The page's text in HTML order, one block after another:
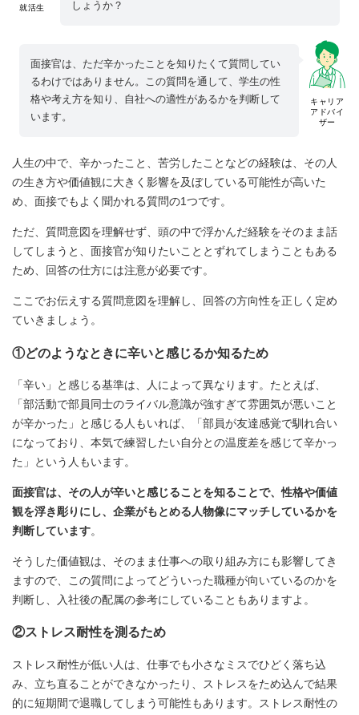
就活生
しょうか？
キャリア
アドバイ
ザー
面接官は、ただ辛かったことを知りたくて質問してい
るわけではありません。この質問を通して、学生の性
格や考え方を知り、自社への適性があるかを判断して
います。
人生の中で、辛かったこと、苦労したことなどの経験は、その人
の生き方や価値観に大きく影響を及ぼしている可能性が高いた
め、面接でもよく聞かれる質問の1つです。
ただ、質問意図を理解せず、頭の中で浮かんだ経験をそのまま話
してしまうと、面接官が知りたいこととずれてしまうこともある
ため、回答の仕方には注意が必要です。
ここでお伝えする質問意図を理解し、回答の方向性を正しく定め
ていきましょう。
①どのようなときに辛いと感じるか知るため
「辛い」と感じる基準は、人によって異なります。たとえば、
「部活動で部員同士のライバル意識が強すぎて雰囲気が悪いこと
が辛かった」と感じる人もいれば、「部員が友達感覚で馴れ合い
になっており、本気で練習したい自分との温度差を感じて辛かっ
た」という人もいます。
面接官は、その人が辛いと感じることを知ることで、性格や価値
観を浮き彫りにし、企業がもとめる人物像にマッチしているかを
判断しています。
そうした価値観は、そのまま仕事への取り組み方にも影響してき
ますので、この質問によってどういった職種が向いているのかを
判断し、入社後の配属の参考にしていることもありますよ。
②ストレス耐性を測るため
ストレス耐性が低い人は、仕事でも小さなミスでひどく落ち込
み、立ち直ることができなかったり、ストレスをため込んで結果
的に短期間で退職してしまう可能性もあります。ストレス耐性の